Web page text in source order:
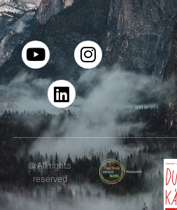
© All rights
reserved